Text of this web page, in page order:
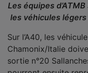
Les équipes
les véhicules
Sur l’A40, les
Chamonix/Italie
sortie n°20